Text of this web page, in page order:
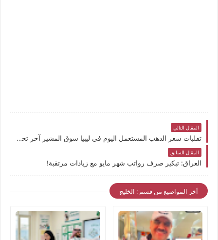
المقال التالي
تقلبات سعر الذهب المستعمل اليوم في ليبيا سوق المشير آخر تحديثات أسعار الذهب 12/5/2025
المقال السابق
العراق: تبكير صرف رواتب شهر مايو مع زيادات مرتقبة!
أخر المواضيع من قسم : الخليج